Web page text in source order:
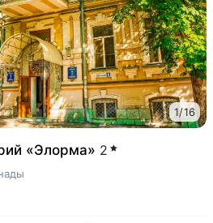
1/16
«Элорма» 2